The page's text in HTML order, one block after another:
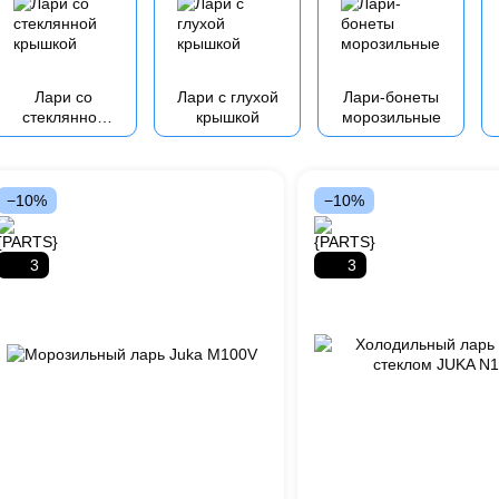
Лари со
стеклянной
крышкой
Лари с глухой
крышкой
Лари-бонеты
морозильные
−10%
3
−10%
3